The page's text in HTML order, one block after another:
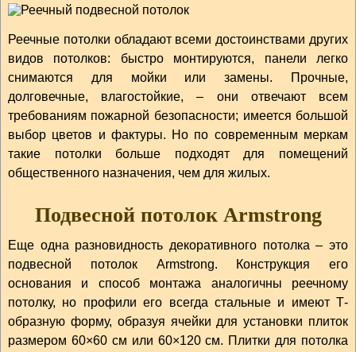
Реечные потолки обладают всеми достоинствами других
видов потолков: быстро монтируются, панели легко
снимаются для мойки или замены. Прочные,
долговечные, влагостойкие, – они отвечают всем
требованиям пожарной безопасности; имеется большой
выбор цветов и фактуры. Но по современным меркам
такие потолки больше подходят для помещений
общественного назначения, чем для жилых.
Подвесной потолок Armstrong
Еще одна разновидность декоративного потолка – это
подвесной потолок Armstrong. Конструкция его
основания и способ монтажа аналогичны реечному
потолку, но профили его всегда стальные и имеют Т-
образную форму, образуя ячейки для установки плиток
размером 60×60 см или 60×120 см. Плитки для потолка